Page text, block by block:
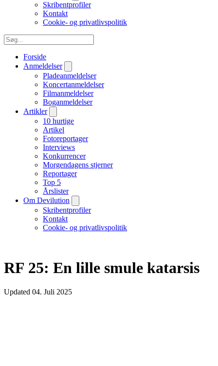
Skribentprofiler
Kontakt
Cookie- og privatlivspolitik
Forside
Anmeldelser
Pladeanmeldelser
Koncertanmeldelser
Filmanmeldelser
Boganmeldelser
Artikler
10 hurtige
Artikel
Fotoreportager
Interviews
Konkurrencer
Morgendagens stjerner
Reportager
Top 5
Årslister
Om Devilution
Skribentprofiler
Kontakt
Cookie- og privatlivspolitik
RF 25: En lille smule katarsis
Updated 04. Juli 2025